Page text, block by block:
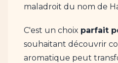
maladroit du nom de
C'est un choix parfait
souhaitant découvrir
aromatique peut